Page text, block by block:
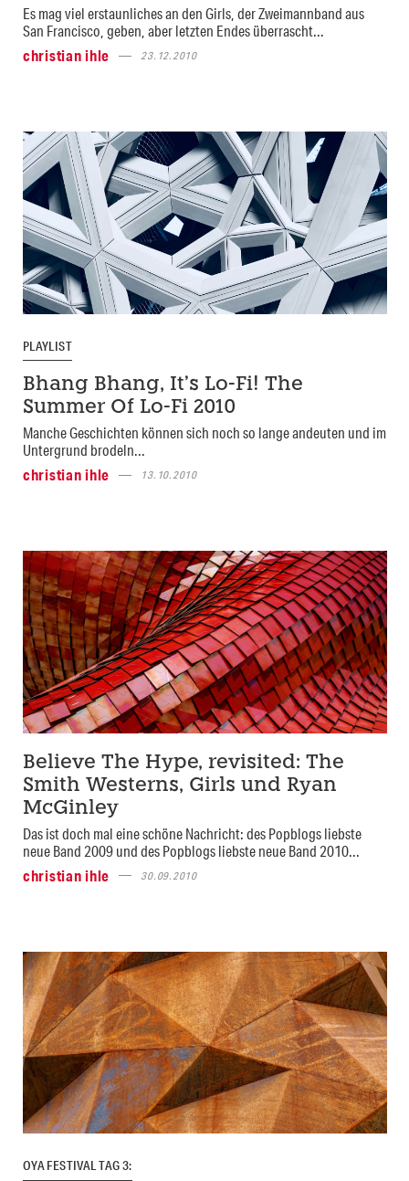
Es mag viel erstaunliches an den Girls, der Zweimannband aus
San Francisco, geben, aber letzten Endes überrascht...
christian ihle
23.12.2010
PLAYLIST
Bhang Bhang, It’s Lo-Fi! The
Summer Of Lo-Fi 2010
Manche Geschichten können sich noch so lange andeuten und im
Untergrund brodeln...
christian ihle
13.10.2010
Believe The Hype, revisited: The
Smith Westerns, Girls und Ryan
McGinley
Das ist doch mal eine schöne Nachricht: des Popblogs liebste
neue Band 2009 und des Popblogs liebste neue Band 2010...
christian ihle
30.09.2010
OYA FESTIVAL TAG 3: